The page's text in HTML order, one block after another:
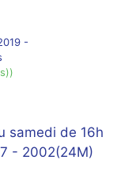
-
samedi de 16h
- 2002(24M)